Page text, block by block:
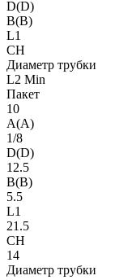
D(D)
B(B)
L1
CH
Диаметр трубки
L2 Min
Пакет
10
A(A)
1/8
D(D)
12.5
B(B)
5.5
L1
21.5
CH
14
Диаметр трубки